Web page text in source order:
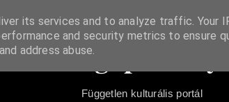
Súgópéldány
Független kulturális portál
its services and to analyze traffic. Your
and security metrics to ensure
address abuse.